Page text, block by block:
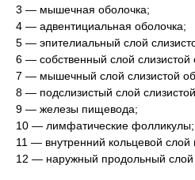
3 — мышечная оболочка;
4 — адвентициальная оболочка;
5 — эпителиальный слой
6 — собственный слой слизистой
7 — мышечный слой слизистой
8 — подслизистый слой
9 — железы пищевода;
10 — лимфатические фолликулы;
11 — внутренний кольцевой
12 — наружный продольный слой